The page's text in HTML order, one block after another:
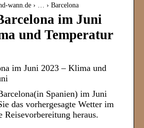
wann.de › … › Barcelona
im Juni
und Temperatur
im Juni 2023 – Klima und
Spanien) im Juni
das vorhergesagte Wetter im
heraus.